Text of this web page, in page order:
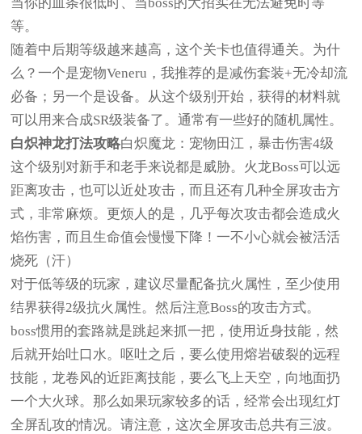
当你的血条很低时、当boss的大招实在无法避免时等
等。
随着中后期等级越来越高，这个关卡也值得通关。为什
么？一个是宠物Veneru，我推荐的是减伤套装+无冷却流
必备；另一个是设备。从这个级别开始，获得的材料就
可以用来合成SR级装备了。通常有一些好的随机属性。
白炽神龙打法攻略白炽魔龙：宠物田江，暴击伤害4级
这个级别对新手和老手来说都是威胁。火龙Boss可以远
距离攻击，也可以近处攻击，而且还有几种全屏攻击方
式，非常麻烦。更烦人的是，几乎每次攻击都会造成火
焰伤害，而且生命值会慢慢下降！一不小心就会被活活
烧死（汗）
对于低等级的玩家，建议尽量配备抗火属性，至少使用
结界获得2级抗火属性。然后注意Boss的攻击方式。
boss惯用的套路就是跳起来抓一把，使用近身技能，然
后就开始吐口水。呕吐之后，要么使用熔岩破裂的远程
技能，龙卷风的近距离技能，要么飞上天空，向地面扔
一个大火球。那么如果玩家较多的话，经常会出现红灯
全屏乱攻的情况。请注意，这次全屏攻击总共有三波。